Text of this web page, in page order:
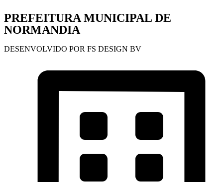
PREFEITURA MUNICIPAL DE
NORMANDIA
DESENVOLVIDO POR FS DESIGN BV